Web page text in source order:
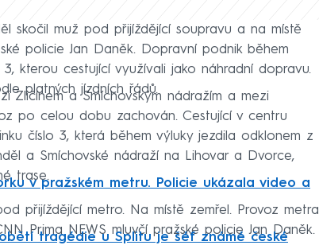
skočil muž pod přijíždějící soupravu a na místě
policie Jan Daněk. Dopravní podnik během
kterou cestující využívali jako náhradní dopravu.
platných jízdních řádů.
Zličínem a Smíchovským nádražím a mezi
po celou dobu zachován. Cestující v centru
číslo 3, která během výluky jezdila odklonem z
a Smíchovské nádraží na Lihovar a Dvorce,
trase.
v pražském metru. Policie ukázala video a
přijíždějící metro. Na místě zemřel. Provoz metra
Prima NEWS mluvčí pražské policie Jan Daněk.
tragédie u Splitu je šéf známé české